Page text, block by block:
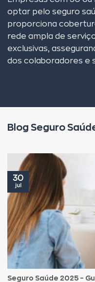
optar pelo seguro
proporciona
rede ampla de
exclusivas,
dos colaboradores e
Blog Seguro
Seguro Saúde 2025 –
30
jul